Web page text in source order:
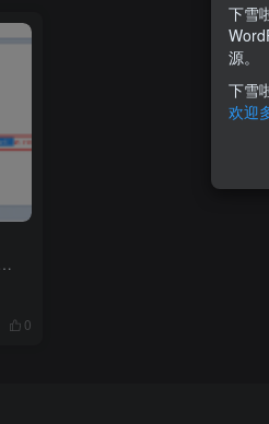
0
下雪
源。
下雪
欢迎